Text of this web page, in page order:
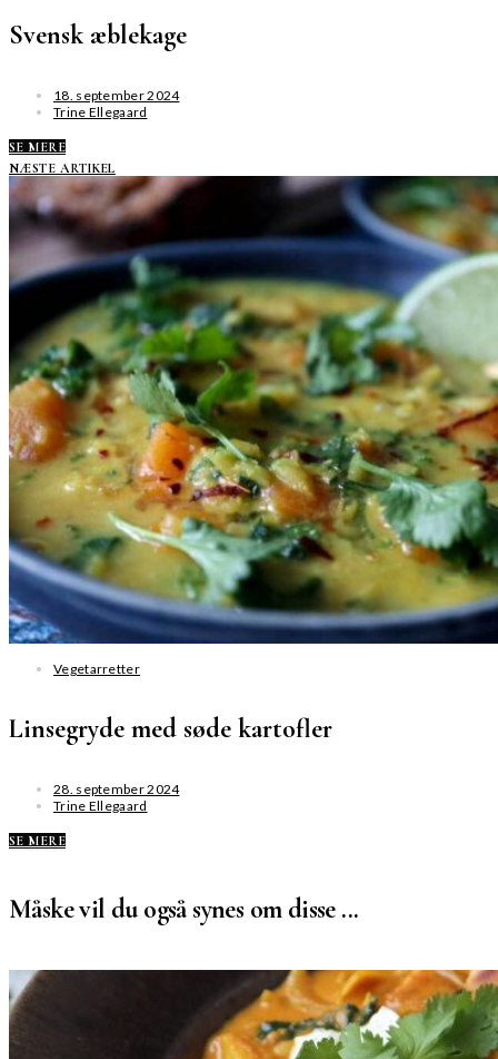
Svensk æblekage
18. september 2024
Trine Ellegaard
SE MERE
NÆSTE ARTIKEL
Vegetarretter
Linsegryde med søde kartofler
28. september 2024
Trine Ellegaard
SE MERE
Måske vil du også synes om disse ...
SE MERE